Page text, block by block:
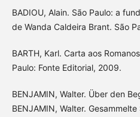
BADIOU, Alain. São Paulo: a
de Wanda Caldeira Brant. São
BARTH, Karl. Carta aos
Paulo: Fonte Editorial, 2009.
BENJAMIN, Walter. Über den
BENJAMIN, Walter.